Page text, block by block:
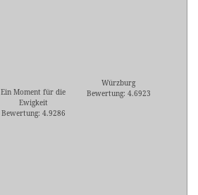
Ein Moment für die
Ewigkeit
Bewertung: 4.9286
Würzburg
Bewertung: 4.6923